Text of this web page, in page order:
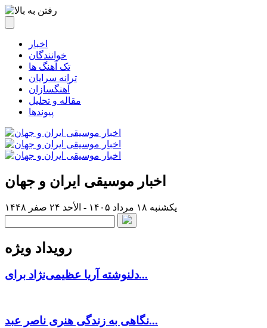
اخبار
خوانندگان
تک آهنگ ها
ترانه سرایان
آهنگسازان
مقاله و تحلیل
پیوندها
اخبار موسیقی ایران و جهان
یکشنبه ۱۸ مرداد ۱۴۰۵ - الأحد ۲۴ صفر ۱۴۴۸
رویداد ویژه
دلنوشته آریا عظیمی‌نژاد برای...
نگاهی به زندگی هنری ناصر عبد...